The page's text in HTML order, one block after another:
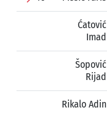
Ćatović
Imad
Šopović
Rijad
Rikalo Adin